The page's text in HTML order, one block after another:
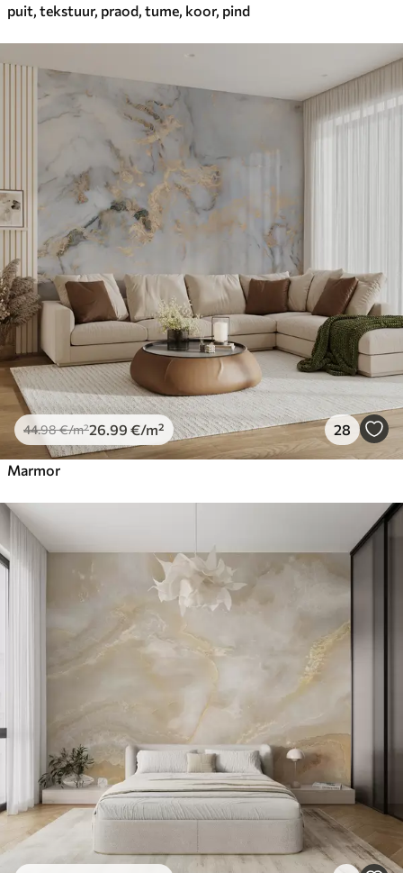
puit, tekstuur, praod, tume, koor, pind
44.98€/m²26.99 €/m² 28
Marmor